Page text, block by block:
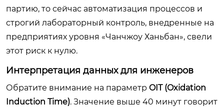
партию, то сейчас автоматизация процессов и
строгий лабораторный контроль, внедренные на
предприятиях уровня «Чанчжоу Ханьбан», свели
этот риск к нулю.
Интерпретация данных для инженеров
Обратите внимание на параметр OIT (Oxidation
Induction Time). Значение выше 40 минут говорит